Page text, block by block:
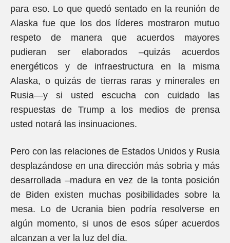
para eso. Lo que quedó sentado en la reunión de
Alaska fue que los dos líderes mostraron mutuo
respeto de manera que acuerdos mayores
pudieran ser elaborados –quizás acuerdos
energéticos y de infraestructura en la misma
Alaska, o quizás de tierras raras y minerales en
Rusia—y si usted escucha con cuidado las
respuestas de Trump a los medios de prensa
usted notará las insinuaciones.
Pero con las relaciones de Estados Unidos y Rusia
desplazándose en una dirección más sobria y más
desarrollada –madura en vez de la tonta posición
de Biden existen muchas posibilidades sobre la
mesa. Lo de Ucrania bien podría resolverse en
algún momento, si unos de esos súper acuerdos
alcanzan a ver la luz del día.